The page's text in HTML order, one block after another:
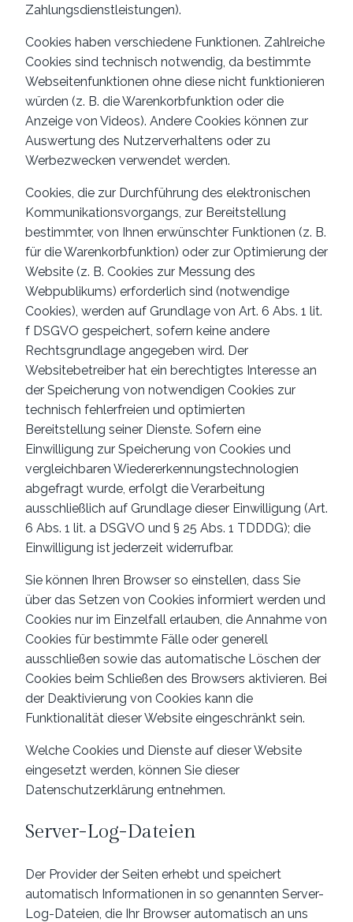
Zahlungsdienstleistungen).
Cookies haben verschiedene Funktionen. Zahlreiche
Cookies sind technisch notwendig, da bestimmte
Webseitenfunktionen ohne diese nicht funktionieren
würden (z. B. die Warenkorbfunktion oder die
Anzeige von Videos). Andere Cookies können zur
Auswertung des Nutzerverhaltens oder zu
Werbezwecken verwendet werden.
Cookies, die zur Durchführung des elektronischen
Kommunikationsvorgangs, zur Bereitstellung
bestimmter, von Ihnen erwünschter Funktionen (z. B.
für die Warenkorbfunktion) oder zur Optimierung der
Website (z. B. Cookies zur Messung des
Webpublikums) erforderlich sind (notwendige
Cookies), werden auf Grundlage von Art. 6 Abs. 1 lit.
f DSGVO gespeichert, sofern keine andere
Rechtsgrundlage angegeben wird. Der
Websitebetreiber hat ein berechtigtes Interesse an
der Speicherung von notwendigen Cookies zur
technisch fehlerfreien und optimierten
Bereitstellung seiner Dienste. Sofern eine
Einwilligung zur Speicherung von Cookies und
vergleichbaren Wiedererkennungstechnologien
abgefragt wurde, erfolgt die Verarbeitung
ausschließlich auf Grundlage dieser Einwilligung (Art.
6 Abs. 1 lit. a DSGVO und § 25 Abs. 1 TDDDG); die
Einwilligung ist jederzeit widerrufbar.
Sie können Ihren Browser so einstellen, dass Sie
über das Setzen von Cookies informiert werden und
Cookies nur im Einzelfall erlauben, die Annahme von
Cookies für bestimmte Fälle oder generell
ausschließen sowie das automatische Löschen der
Cookies beim Schließen des Browsers aktivieren. Bei
der Deaktivierung von Cookies kann die
Funktionalität dieser Website eingeschränkt sein.
Welche Cookies und Dienste auf dieser Website
eingesetzt werden, können Sie dieser
Datenschutzerklärung entnehmen.
Server-Log-Dateien
Der Provider der Seiten erhebt und speichert
automatisch Informationen in so genannten Server-
Log-Dateien, die Ihr Browser automatisch an uns